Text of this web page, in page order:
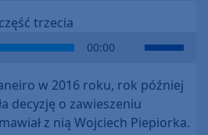
decrease
to
or
volume.
trzecia
00:00
Use
Arrow
w 2016 roku, rok później
decyzję o zawieszeniu
z nią Wojciech Piepiorka.